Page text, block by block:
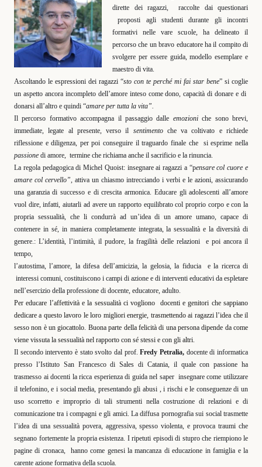
dirette dei ragazzi,
raccolte dai questionari
proposti agli studenti durante gli incontri
formativi nelle vare scuole, ha delineato il
percorso che un bravo educatore ha il compito di
svolgere per essere guida, modello esemplare e
maestro di vita.
Ascoltando le espressioni dei ragazzi “sto con te perché mi fai star bene” si coglie
un aspetto ancora incompleto dell’amore inteso come dono, capacità di donare e di
donarsi all’altro e quindi “amare per tutta la vita”.
Il percorso formativo accompagna il passaggio dalle emozioniche sono brevi,
immediate, legate al presente, verso il sentimento che va coltivato e richiede
riflessione e diligenza, per poi conseguire il traguardo finale che
si esprime nella
passione di amore,
termine che richiama anche il sacrificio e la rinuncia.
La regola pedagogica di Michel Quoist: insegnare ai ragazzi a “pensare col cuore e
amare col cervello”, attiva un chiasmo intrecciando i verbi e le azioni, assicurando
una garanzia di successo e di crescita armonica. Educare gli adolescenti all’amore
vuol dire, infatti, aiutarli ad avere un rapporto equilibrato col proprio corpo e con la
propria sessualità, che li condurrà ad un’idea di un amore umano, capace di
contenere in sé, in maniera completamente integrata, la sessualità e la diversità di
genere.: L’identità, l’intimità, il pudore, la fragilità delle relazioni
e poi ancora il
tempo,
l’autostima, l’amore, la difesa dell’amicizia, la gelosia, la fiducia
e la ricerca di
interessi comuni, costituiscono i campi di azione e di interventi educativi da espletare
nell’esercizio della professione di docente, educatore, adulto.
Per educare l’affettività e la sessualità ci vogliono
docenti e genitori che sappiano
dedicare a questo lavoro le loro migliori energie, trasmettendo ai ragazzi l’idea che il
sesso non è un giocattolo. Buona parte della felicità di una persona dipende da come
viene vissuta la sessualità nel rapporto con sé stessi e con gli altri.
Il secondo intervento è stato svolto dal prof.Fredy Petralia, docente di informatica
presso l’Istituto San Francesco di Sales di Catania, il quale con passione ha
trasmesso ai docenti la ricca esperienza di guida nel saper insegnare come utilizzare
il telefonino, e i social media, presentando gli abusi , i rischi e le conseguenze di un
uso scorretto e improprio di tali strumenti nella costruzione di relazioni e di
comunicazione tra i compagni e gli amici. La diffusa pornografia sui social trasmette
l’idea di una sessualità povera, aggressiva, spesso violenta, e provoca traumi che
segnano fortemente la propria esistenza. I ripetuti episodi di stupro che riempiono le
pagine di cronaca,
hanno come genesi la mancanza di educazione in famiglia e la
carente azione formativa della scuola.